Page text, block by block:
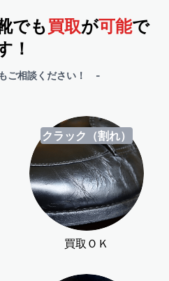
でも買取が可能で
！
ご相談ください！ -
クラック（割れ）
買取ＯＫ